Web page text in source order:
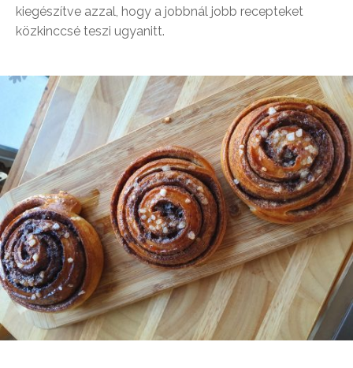
kiegészítve azzal, hogy a jobbnál jobb recepteket
közkinccsé teszi ugyanitt.